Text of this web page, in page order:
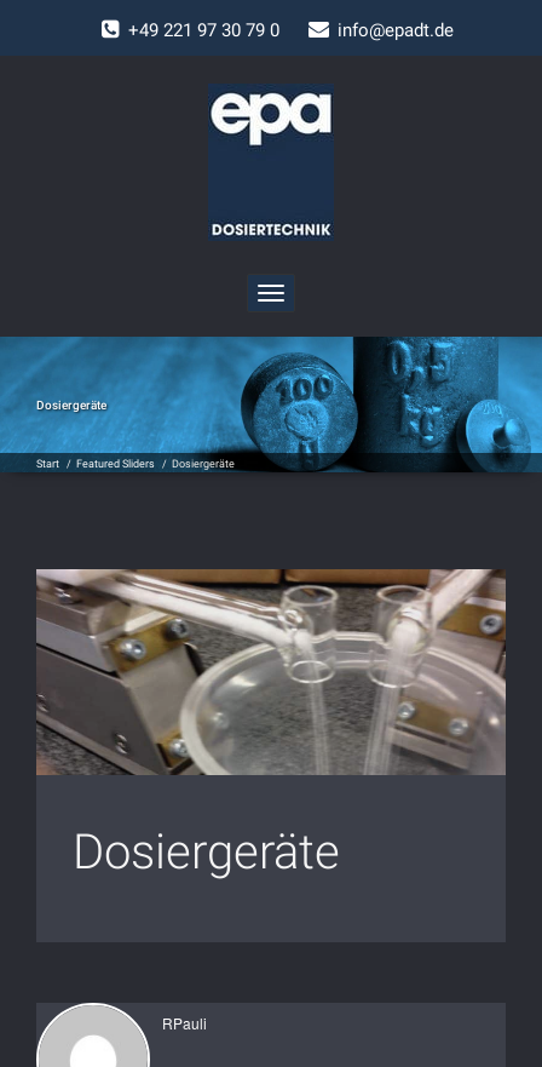
+49 221 97 30 79 0 info@epadt.de
Toggle
navigation
Dosiergeräte
Start / Featured Sliders / Dosiergeräte
Dosiergeräte
RPauli